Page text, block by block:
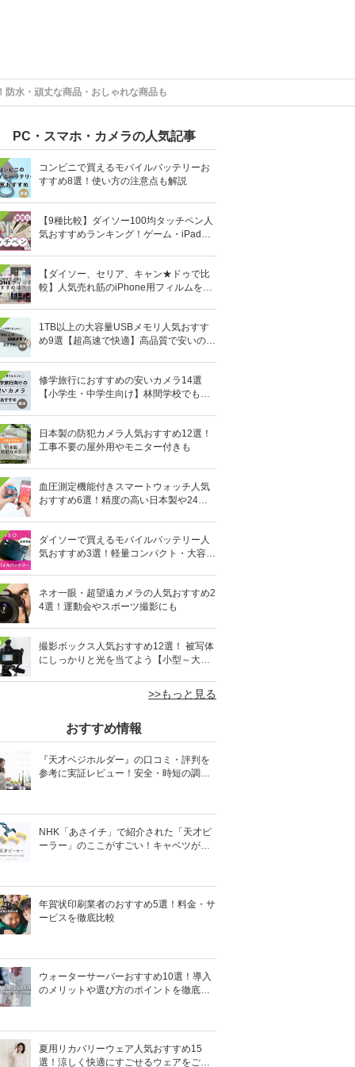
防水・頑丈な商品・おしゃれな商品も
PC・スマホ・カメラの人気記事
コンビニで買えるモバイルバッテリーお
すすめ8選！使い方の注意点も解説
【9種比較】ダイソー100均タッチペン人
気おすすめランキング！ゲーム・iPad向
【ダイソー、セリア、キャン★ドゥで比
較】人気売れ筋のiPhone用フィルムを10
1TB以上の大容量USBメモリ人気おすす
め9選【超高速で快適】高品質で安いのは
修学旅行におすすめの安いカメラ14選
【小学生・中学生向け】林間学校でも活
日本製の防犯カメラ人気おすすめ12選！
工事不要の屋外用やモニター付きも
血圧測定機能付きスマートウォッチ人気
おすすめ6選！精度の高い日本製や24時
ダイソーで買えるモバイルバッテリー人
気おすすめ3選！軽量コンパクト・大容量
ネオ一眼・超望遠カメラの人気おすすめ2
4選！運動会やスポーツ撮影にも
撮影ボックス人気おすすめ12選！ 被写体
にしっかりと光を当てよう【小型～大
>>もっと見る
おすすめ情報
『天才ベジホルダー』の口コミ・評判を
参考に実証レビュー！安全・時短の調理
NHK「あさイチ」で紹介された「天才ピ
ーラー」のここがすごい！キャベツがほ
年賀状印刷業者のおすすめ5選！料金・サ
ービスを徹底比較
ウォーターサーバーおすすめ10選！導入
のメリットや選び方のポイントを徹底解
夏用リカバリーウェア人気おすすめ15
選！涼しく快適にすごせるウェアをご紹